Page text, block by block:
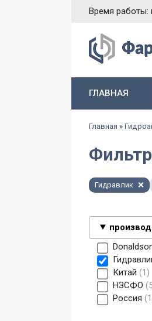
Время работы:
ГЛАВНАЯ
Главная »
Гидравлик
Китай
1
НЗСФО
Россия
1